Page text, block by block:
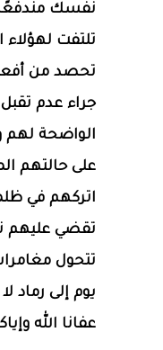
نفسك
تلتفت لهؤلاء
تحصد من
جراء عدم
الواضحة لهم
على حالتهم
اتركهم في
تقضي عليهم
تتحول
يوم إلى رماد
عفانا الله